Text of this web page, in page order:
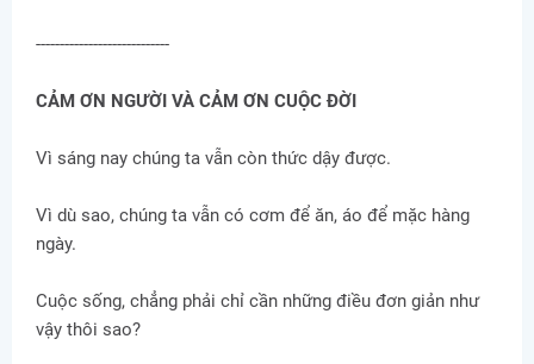
----------------------------
CẢM ƠN NGƯỜI VÀ CẢM ƠN CUỘC ĐỜI
Vì sáng nay chúng ta vẫn còn thức dậy được.
Vì dù sao, chúng ta vẫn có cơm để ăn, áo để mặc hàng
ngày.
Cuộc sống, chẳng phải chỉ cần những điều đơn giản như
vậy thôi sao?